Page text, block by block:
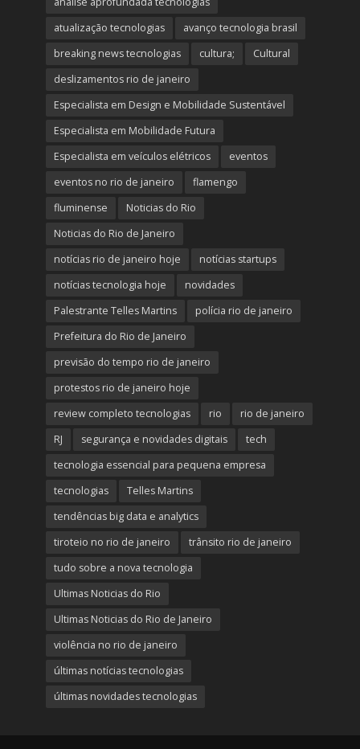
atualização tecnologias
avanço tecnologia brasil
breaking news tecnologias
cultura;
Cultural
deslizamentos rio de janeiro
Especialista em Design e Mobilidade Sustentável
Especialista em Mobilidade Futura
Especialista em veículos elétricos
eventos
eventos no rio de janeiro
flamengo
fluminense
Noticias do Rio
Noticias do Rio de Janeiro
notícias rio de janeiro hoje
notícias startups
notícias tecnologia hoje
novidades
Palestrante Telles Martins
polícia rio de janeiro
Prefeitura do Rio de Janeiro
previsão do tempo rio de janeiro
protestos rio de janeiro hoje
review completo tecnologias
rio
rio de janeiro
RJ
segurança e novidades digitais
tech
tecnologia essencial para pequena empresa
tecnologias
Telles Martins
tendências big data e analytics
tiroteio no rio de janeiro
trânsito rio de janeiro
tudo sobre a nova tecnologia
Ultimas Noticias do Rio
Ultimas Noticias do Rio de Janeiro
violência no rio de janeiro
últimas notícias tecnologias
últimas novidades tecnologias